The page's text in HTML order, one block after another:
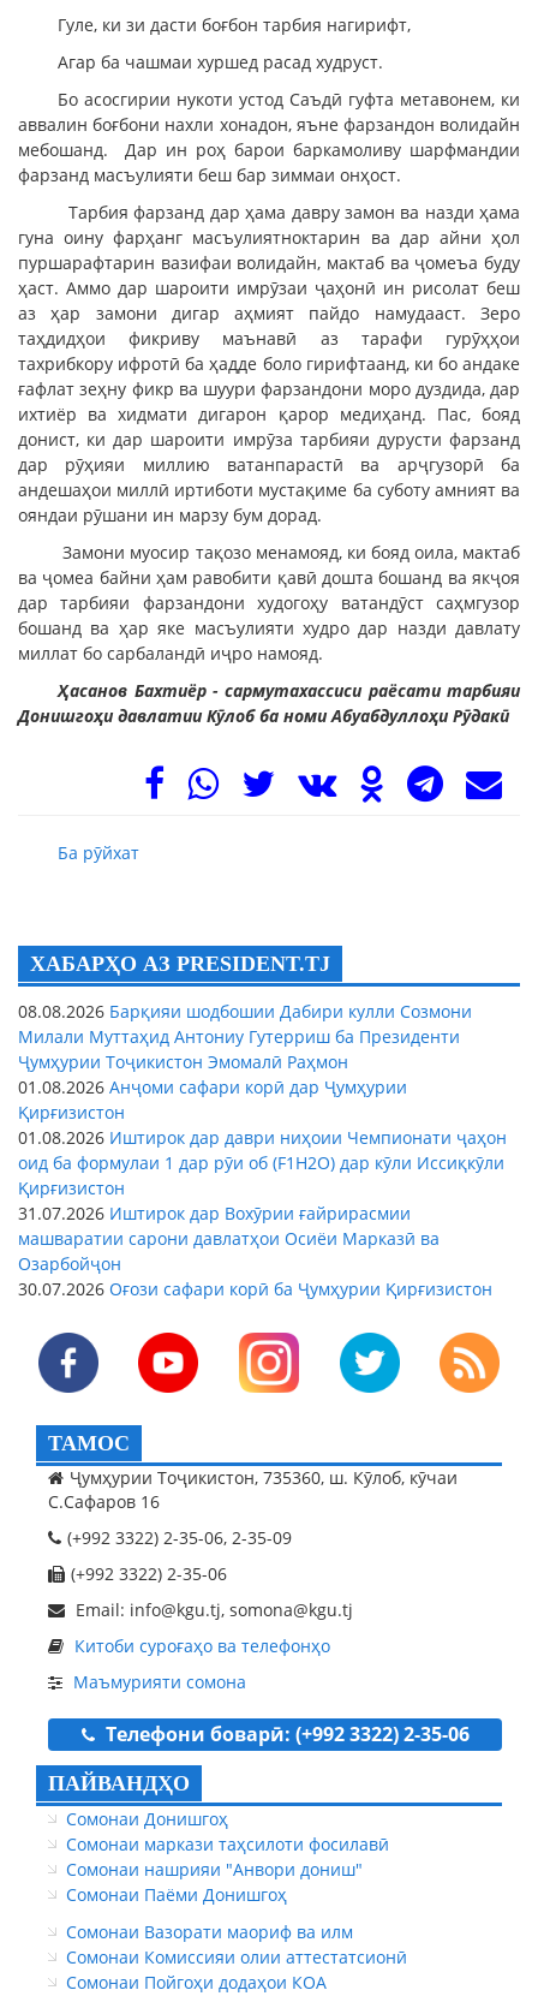
Гуле, ки зи дасти боғбон тарбия нагирифт,
Агар ба чашмаи хуршед расад худруст.
Бо асосгирии нукоти устод Саъдӣ гуфта метавонем, ки
аввалин боғбони нахли хонадон, яъне фарзандон волидайн
мебошанд. Дар ин роҳ барои баркамоливу шарфмандии
фарзанд масъулияти беш бар зиммаи онҳост.
Тарбия фарзанд дар ҳама давру замон ва назди ҳама
гуна оину фарҳанг масъулиятноктарин ва дар айни ҳол
пуршарафтарин вазифаи волидайн, мактаб ва ҷомеъа буду
ҳаст. Аммо дар шароити имрӯзаи ҷаҳонӣ ин рисолат беш
аз ҳар замони дигар аҳмият пайдо намудааст. Зеро
таҳдидҳои фикриву маънавӣ аз тарафи гурӯҳҳои
тахрибкору ифротӣ ба ҳадде боло гирифтаанд, ки бо андаке
ғафлат зеҳну фикр ва шуури фарзандони моро дуздида, дар
ихтиёр ва хидмати дигарон қарор медиҳанд. Пас, бояд
донист, ки дар шароити имрӯза тарбияи дурусти фарзанд
дар рӯҳияи миллию ватанпарастӣ ва арҷгузорӣ ба
андешаҳои миллӣ иртиботи мустақиме ба суботу амният ва
ояндаи рӯшани ин марзу бум дорад.
Замони муосир тақозо менамояд, ки бояд оила, мактаб
ва ҷомеа байни ҳам равобити қавӣ дошта бошанд ва якҷоя
дар тарбияи фарзандони худогоҳу ватандӯст саҳмгузор
бошанд ва ҳар яке масъулияти худро дар назди давлату
миллат бо сарбаландӣ иҷро намояд.
Ҳасанов Бахтиёр - сармутахассиси раёсати тарбияи
Донишгоҳи давлатии Кӯлоб ба номи Абуабдуллоҳи Рӯдакӣ
Ба рӯйхат
ХАБАРҲО АЗ PRESIDENT.TJ
08.08.2026 Барқияи шодбошии Дабири кулли Созмони
Милали Муттаҳид Антониу Гутерриш ба Президенти
Ҷумҳурии Тоҷикистон Эмомалӣ Раҳмон
01.08.2026 Анҷоми сафари корӣ дар Ҷумҳурии
Қирғизистон
01.08.2026 Иштирок дар даври ниҳоии Чемпионати ҷаҳон
оид ба формулаи 1 дар рӯи об (F1H2O) дар кӯли Иссиқкӯли
Қирғизистон
31.07.2026 Иштирок дар Вохӯрии ғайрирасмии
машваратии сарони давлатҳои Осиёи Марказӣ ва
Озарбойҷон
30.07.2026 Оғози сафари корӣ ба Ҷумҳурии Қирғизистон
ТАМОС
Ҷумҳурии Тоҷикистон, 735360, ш. Кӯлоб, кӯчаи
С.Сафаров 16
(+992 3322) 2-35-06, 2-35-09
(+992 3322) 2-35-06
Email: info@kgu.tj, somona@kgu.tj
Китоби суроғаҳо ва телефонҳо
Маъмурияти сомона
Телефони боварӣ: (+992 3322) 2-35-06
ПАЙВАНДҲО
Сомонаи Донишгоҳ
Сомонаи маркази таҳсилоти фосилавӣ
Сомонаи нашрияи "Анвори дониш"
Сомонаи Паёми Донишгоҳ
Сомонаи Вазорати маориф ва илм
Сомонаи Комиссияи олии аттестатсионӣ
Сомонаи Пойгоҳи додаҳои КОА